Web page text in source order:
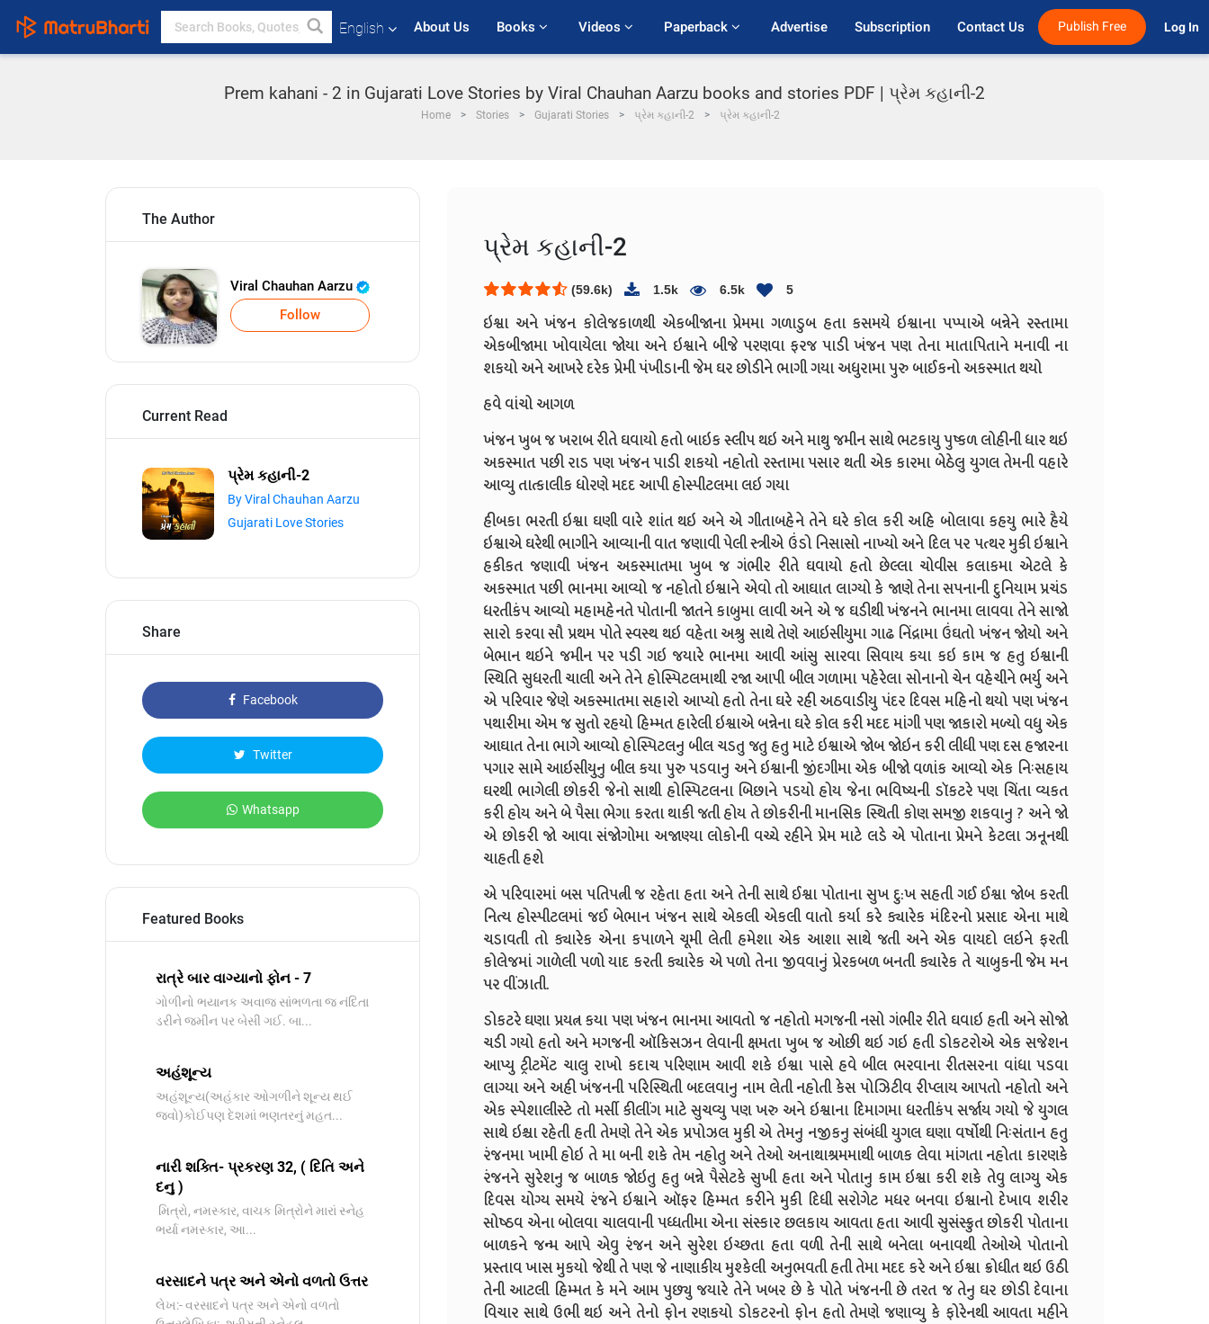
English About Us Books Videos Paperback Advertise Subscription Contact Us Publish Free Log In
Prem kahani - 2 in Gujarati Love Stories by Viral Chauhan Aarzu books and stories PDF | પ્રેમ કહાની-2
Home Stories Gujarati Stories પ્રેમ કહાની-2 પ્રેમ કહાની-2
The Author
Viral Chauhan Aarzu
Follow
Current Read
પ્રેમ કહાની-2
By Viral Chauhan Aarzu
Gujarati Love Stories
Share
Facebook
Twitter
Whatsapp
Featured Books
રાત્રે બાર વાગ્યાનો ફોન - 7
ગોળીનો ભયાનક અવાજ સાંભળતા જ નંદિતા
ડરીને જમીન પર બેસી ગઈ. બા...
અહંશૂન્ય
અહંશૂન્ય(અહંકાર ઓગળીને શૂન્ય થઈ
જવો)કોઈપણ દેશમાં ભણતરનું મહત...
નારી શક્તિ- પ્રકરણ 32, ( દિતિ અને
દનુ )
મિત્રો, નમસ્કાર, વાચક મિત્રોને મારાં સ્નેહ
ભર્યા નમસ્કાર, આ...
વરસાદને પત્ર અને એનો વળતો ઉત્તર
લેખ:- વરસાદને પત્ર અને એનો વળતો
પ્રેમ કહાની-2
(59.6k) 1.5k 6.5k 5
ઇશ્વા અને ખંજન કોલેજકાળથી એકબીજાના પ્રેમમા ગળાડુબ હતા કસમયે ઇશ્વાના પપ્પાએ બન્નેને રસ્તામા
એકબીજામા ખોવાયેલા જોયા અને ઇશ્વાને બીજે પરણવા ફરજ પાડી ખંજન પણ તેના માતાપિતાને મનાવી ના
શકયો અને આખરે દરેક પ્રેમી પંખીડાની જેમ ઘર છોડીને ભાગી ગયા અધુરામા પુરુ બાઈકનો અકસ્માત થયો
હવે વાંચો આગળ
ખંજન ખુબ જ ખરાબ રીતે ઘવાયો હતો બાઇક સ્લીપ થઇ અને માથુ જમીન સાથે ભટકાયુ પુષ્કળ લોહીની ધાર થઇ
અકસ્માત પછી રાડ પણ ખંજન પાડી શકયો નહોતો રસ્તામા પસાર થતી એક કારમા બેઠેલુ યુગલ તેમની વહારે
આવ્યુ તાત્કાલીક ધોરણે મદદ આપી હોસ્પીટલમા લઇ ગયા
હીબકા ભરતી ઇશ્વા ઘણી વારે શાંત થઇ અને એ ગીતાબહેને તેને ઘરે કોલ કરી અહિ બોલાવા કહયુ ભારે હૈયે
ઇશ્વાએ ઘરેથી ભાગીને આવ્યાની વાત જણાવી પેલી સ્ત્રીએ ઉંડો નિસાસો નાખ્યો અને દિલ પર પત્થર મુકી ઇશ્વાને
હકીકત જણાવી ખંજન અકસ્માતમા ખુબ જ ગંભીર રીતે ઘવાયો હતો છેલ્લા ચોવીસ કલાકમા એટલે કે
અકસ્માત પછી ભાનમા આવ્યો જ નહોતો ઇશ્વાને એવો તો આઘાત લાગ્યો કે જાણે તેના સપનાની દુનિયામ પ્રચંડ
ધરતીકંપ આવ્યો મહામહેનતે પોતાની જાતને કાબુમા લાવી અને એ જ ઘડીથી ખંજનને ભાનમા લાવવા તેને સાજો
સારો કરવા સૌ પ્રથમ પોતે સ્વસ્થ થઇ વહેતા અશ્રુ સાથે તેણે આઇસીયુમા ગાઢ નિંદ્રામા ઉંઘતો ખંજન જોયો અને
બેભાન થઇને જમીન પર પડી ગઇ જયારે ભાનમા આવી આંસુ સારવા સિવાય કયા કઇ કામ જ હતુ ઇશ્વાની
સ્થિતિ સુધરતી ચાલી અને તેને હોસ્પિટલમાથી રજા આપી બીલ ગળામા પહેરેલા સોનાનો ચેન વહેચીને ભર્યુ અને
એ પરિવાર જેણે અકસ્માતમા સહારો આપ્યો હતો તેના ઘરે રહી અઠવાડીયુ પંદર દિવસ મહિનો થયો પણ ખંજન
પથારીમા એમ જ સુતો રહયો હિમ્મત હારેલી ઇશ્વાએ બન્નેના ઘરે કોલ કરી મદદ માંગી પણ જાકારો મળ્યો વધુ એક
આઘાત તેના ભાગે આવ્યો હોસ્પિટલનુ બીલ ચડતુ જતુ હતુ માટે ઇશ્વાએ જોબ જોઇન કરી લીધી પણ દસ હજારના
પગાર સામે આઇસીયુનુ બીલ કયા પુરુ પડવાનુ અને ઇશ્વાની જીંદગીમા એક બીજો વળાંક આવ્યો એક નિઃસહાય
ઘરથી ભાગેલી છોકરી જેનો સાથી હોસ્પિટલના બિછાને પડયો હોય જેના ભવિષ્યની ડૉકટરે પણ ચિંતા વ્યકત
કરી હોય અને બે પૈસા ભેગા કરતા થાકી જતી હોય તે છોકરીની માનસિક સ્થિતી કોણ સમજી શકવાનુ ? અને જો
એ છોકરી જો આવા સંજોગોમા અજાણ્યા લોકોની વચ્ચે રહીને પ્રેમ માટે લડે એ પોતાના પ્રેમને કેટલા ઝનૂનથી
ચાહતી હશે
એ પરિવારમાં બસ પતિપત્ની જ રહેતા હતા અને તેની સાથે ઈશ્વા પોતાના સુખ દુ:ખ સહતી ગઈ ઈશ્વા જોબ કરતી
નિત્ય હોસ્પીટલમાં જઈ બેભાન ખંજન સાથે એકલી એકલી વાતો કર્યા કરે ક્યારેક મંદિરનો પ્રસાદ એના માથે
ચડાવતી તો ક્યારેક એના કપાળને ચૂમી લેતી હમેશા એક આશા સાથે જતી અને એક વાયદો લઇને ફરતી
કોલેજમાં ગાળેલી પળો યાદ કરતી ક્યારેક એ પળો તેના જીવવાનું પ્રેરકબળ બનતી ક્યારેક તે ચાબુકની જેમ મન
પર વીંઝાતી.
ડોકટરે ઘણા પ્રયત્ન કયા પણ ખંજન ભાનમા આવતો જ નહોતો મગજની નસો ગંભીર રીતે ઘવાઇ હતી અને સોજો
ચડી ગયો હતો અને મગજની ઑકિસઝન લેવાની ક્ષમતા ખુબ જ ઓછી થઇ ગઇ હતી ડોકટરોએ એક સજેશન
આપ્યુ ટ્રીટમેંટ ચાલુ રાખો કદાચ પરિણામ આવી શકે ઇશ્વા પાસે હવે બીલ ભરવાના રીતસરના વાંધા પડવા
લાગ્યા અને અહી ખંજનની પરિસ્થિતી બદલવાનુ નામ લેતી નહોતી કેસ પોઝિટીવ રીપ્લાય આપતો નહોતો અને
એક સ્પેશાલીસ્ટે તો મર્સી કીલીંગ માટે સુચવ્યુ પણ ખરુ અને ઇશ્વાના દિમાગમા ધરતીકંપ સર્જાય ગયો જે યુગલ
સાથે ઇશ્ચા રહેતી હતી તેમણે તેને એક પ્રપોઝલ મુકી એ તેમનુ નજીકનુ સંબંધી યુગલ ઘણા વર્ષોથી નિઃસંતાન હતુ
રંજનમા ખામી હોઇ તે મા બની શકે તેમ નહોતુ અને તેઓ અનાથાશ્રમમાથી બાળક લેવા માંગતા નહોતા કારણકે
રંજનને સુરેશનુ જ બાળક જોઇતુ હતુ બન્ને પૈસેટકે સુખી હતા અને પોતાનુ કામ ઇશ્વા કરી શકે તેવુ લાગ્યુ એક
દિવસ યોગ્ય સમયે રંજને ઇશ્વાને ઑફર હિમ્મત કરીને મુકી દિધી સરોગેટ મધર બનવા ઇશ્વાનો દેખાવ શરીર
સોષ્ઠવ એના બોલવા ચાલવાની પધ્ધતીમા એના સંસ્કાર છલકાય આવતા હતા આવી સુસંસ્ક્રુત છોકરી પોતાના
બાળકને જન્મ આપે એવુ રંજન અને સુરેશ ઇચ્છતા હતા વળી તેની સાથે બનેલા બનાવથી તેઓએ પોતાનો
પ્રસ્તાવ ખાસ મુકયો જેથી તે પણ જે નાણાકીય મુશ્કેલી અનુભવતી હતી તેમા મદદ કરે અને ઇશ્વા ક્રોધીત થઇ ઉઠી
તેની આટલી હિમ્મત કે મને આમ પુછ્યુ જયારે તેને ખબર છે કે પોતે ખંજનની છે તરત જ તેનુ ઘર છોડી દેવાના
વિચાર સાથે ઉભી થઇ અને તેનો ફોન રણકયો ડોકટરનો ફોન હતો તેમણે જણાવ્યુ કે ફોરેનથી આવતા મહીને